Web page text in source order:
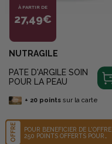
À PARTIR DE
27,49€
NUTRAGILE
PATE D'ARGILE SOIN
POUR LA PEAU
+ 20pointssur la carte
OFFRE
POUR BÉNÉFICIER DE L'OFFRE
250 POINTS OFFERTS POUR